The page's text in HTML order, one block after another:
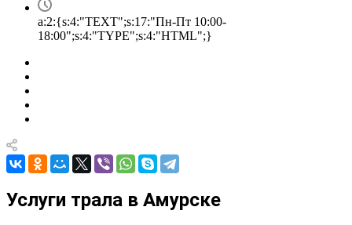
a:2:{s:4:"TEXT";s:17:"Пн-Пт 10:00-
18:00";s:4:"TYPE";s:4:"HTML";}
Услуги трала в Амурске